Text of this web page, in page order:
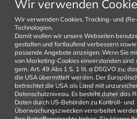
Wir verwenden
Wir verwenden Cookies, Tracking- und
Technologien.
Damit wollen wir unsere Webseiten
gestalten und fortlaufend verbessern sowie
passende Angebote anzeigen. Wenn Sie
von Marketing-Cookies einverstanden sind
gem. Art. 49 Abs 1 S. 1 lit. a DSGVO zu,
die USA übermittelt werden. Der
betrachtet die USA als Land mit
Datenschutzniveau. Es besteht daher das
Daten durch US-Behörden zu Kontroll- und
Überwachungszwecken verarbeitet
In den Warenkorb
EY0L11B